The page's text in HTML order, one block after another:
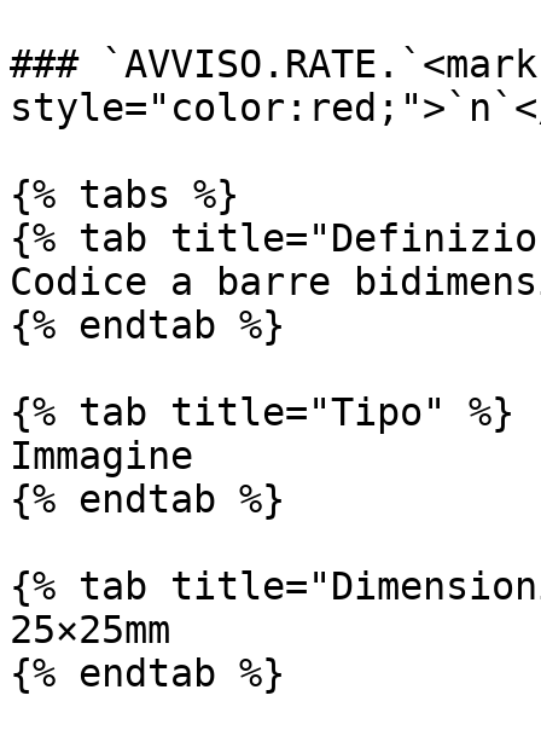
### `AVVISO.RATE.`<mark
style="color:red;">`n`</
{% tabs %}
{% tab
Codice a barre
{% endtab %}
{% tab title="Tipo" %}
Immagine
{% endtab %}
{% tab
25×25mm
{% endtab %}